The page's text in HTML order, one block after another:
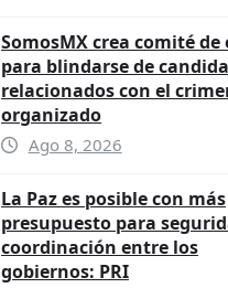
SomosMX crea comité de
para blindarse de
relacionados con el
organizado
Ago 8, 2026
La Paz es posible con más
presupuesto para
coordinación entre los
gobiernos: PRI